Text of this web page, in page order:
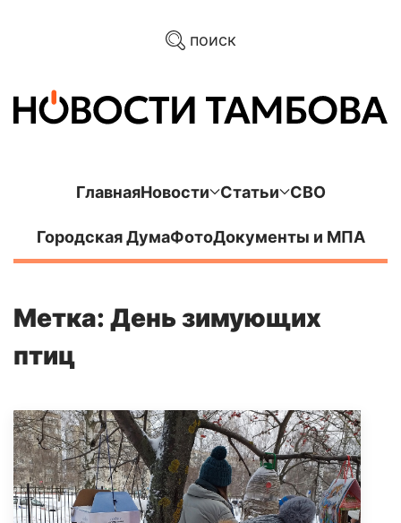
поиск
ГлавнаяНовости Статьи СВО
Городская ДумаФотоДокументы и МПА
Метка: День зимующих
птиц